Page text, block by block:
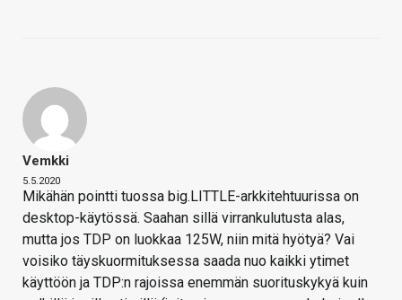
Vemkki
5.5.2020
Mikähän pointti tuossa big.LITTLE-arkkitehtuurissa on
desktop-käytössä. Saahan sillä virrankulutusta alas,
mutta jos TDP on luokkaa 125W, niin mitä hyötyä? Vai
voisiko täyskuormituksessa saada nuo kaikki ytimet
käyttöön ja TDP:n rajoissa enemmän suorituskykyä kuin